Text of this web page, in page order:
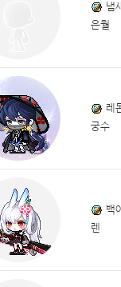
냄
은월
레
궁수
백
렌